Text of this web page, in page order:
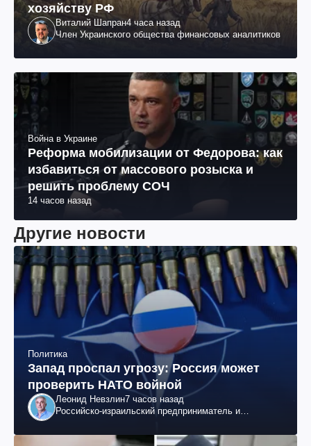
хозяйству РФ
Виталий Шапран4 часа назад
Член Украинского общества финансовых аналитиков
Война в Украине
Реформа мобилизации от Федорова: как
избавиться от массового розыска и
решить проблему СОЧ
14 часов назад
Другие новости
Политика
Запад проспал угрозу: Россия может
проверить НАТО войной
Леонид Невзлин7 часов назад
Российско-израильский предприниматель и
"ЮКОСа"